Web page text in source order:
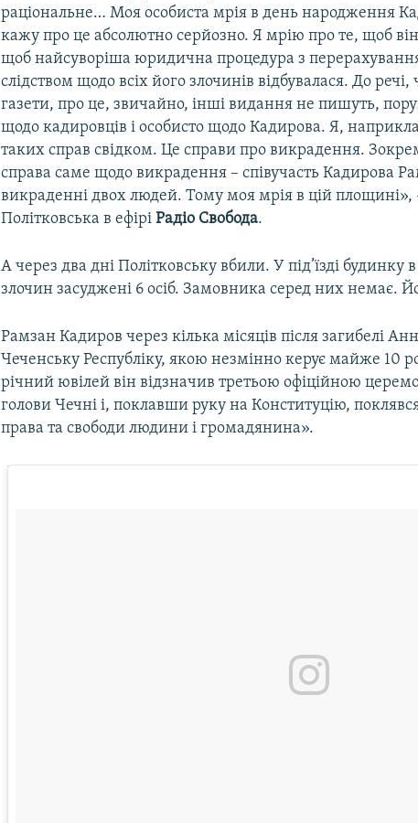
раціональне… Моя особиста мрія в день народження
кажу про це абсолютно серйозно. Я мрію про те, щоб він
щоб найсуворіша юридична процедура з
слідством щодо всіх його злочинів відбувалася. До речі,
газети, про це, звичайно, інші видання не пишуть,
щодо кадировців і особисто щодо Кадирова. Я,
таких справ свідком. Це справи про викрадення.
справа саме щодо викрадення – співучасть Кадирова
викраденні двох людей. Тому моя мрія в цій площині»,
Політковська в ефіріРадіо Свобода.
А через два дні Політковську вбили. У під’їзді
злочин засуджені 6 осіб. Замовника серед них немає.
Рамзан Кадиров через кілька місяців після загибелі
Чеченську Республіку, якою незмінно керує майже 10
річний ювілей він відзначив третьою офіційною
голови Чечні і, поклавши руку на Конституцію,
права та свободи людини і громадянина».